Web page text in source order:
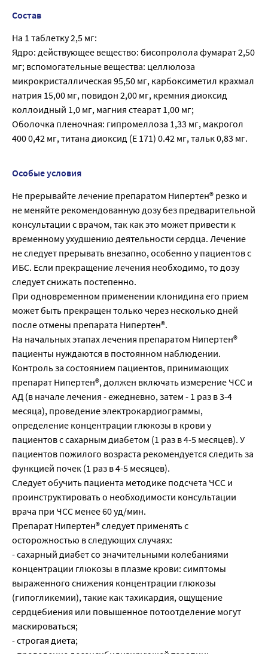
Состав
На 1 таблетку 2,5 мг:
Ядро: действующее вещество: бисопролола фумарат 2,50
мг; вспомогательные вещества: целлюлоза
микрокристаллическая 95,50 мг, карбоксиметил крахмал
натрия 15,00 мг, повидон 2,00 мг, кремния диоксид
коллоидный 1,0 мг, магния стеарат 1,00 мг;
Оболочка пленочная: гипромеллоза 1,33 мг, макрогол
400 0,42 мг, титана диоксид (Е 171) 0.42 мг, тальк 0,83 мг.
Особые условия
Не прерывайте лечение препаратом Нипертен® резко и
не меняйте рекомендованную дозу без предварительной
консультации с врачом, так как это может привести к
временному ухудшению деятельности сердца. Лечение
не следует прерывать внезапно, особенно у пациентов с
ИБС. Если прекращение лечения необходимо, то дозу
следует снижать постепенно.
При одновременном применении клонидина его прием
может быть прекращен только через несколько дней
после отмены препарата Нипертен®.
На начальных этапах лечения препаратом Нипертен®
пациенты нуждаются в постоянном наблюдении.
Контроль за состоянием пациентов, принимающих
препарат Нипертен®, должен включать измерение ЧСС и
АД (в начале лечения - ежедневно, затем - 1 раз в 3-4
месяца), проведение электрокардиограммы,
определение концентрации глюкозы в крови у
пациентов с сахарным диабетом (1 раз в 4-5 месяцев). У
пациентов пожилого возраста рекомендуется следить за
функцией почек (1 раз в 4-5 месяцев).
Следует обучить пациента методике подсчета ЧСС и
проинструктировать о необходимости консультации
врача при ЧСС менее 60 уд/мин.
Препарат Нипертен® следует применять с
осторожностью в следующих случаях:
- сахарный диабет со значительными колебаниями
концентрации глюкозы в плазме крови: симптомы
выраженного снижения концентрации глюкозы
(гипогликемии), такие как тахикардия, ощущение
сердцебиения или повышенное потоотделение могут
маскироваться;
- строгая диета;